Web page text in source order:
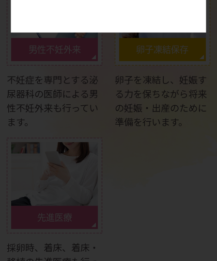
男性不妊外来
不妊症を専門とする泌
尿器科の医師による男
性不妊外来も行ってい
ます。
卵子凍結保存
卵子を凍結し、妊娠す
る力を保ちながら将来
の妊娠・出産のために
準備を行います。
先進医療
採卵時、着床、着床・